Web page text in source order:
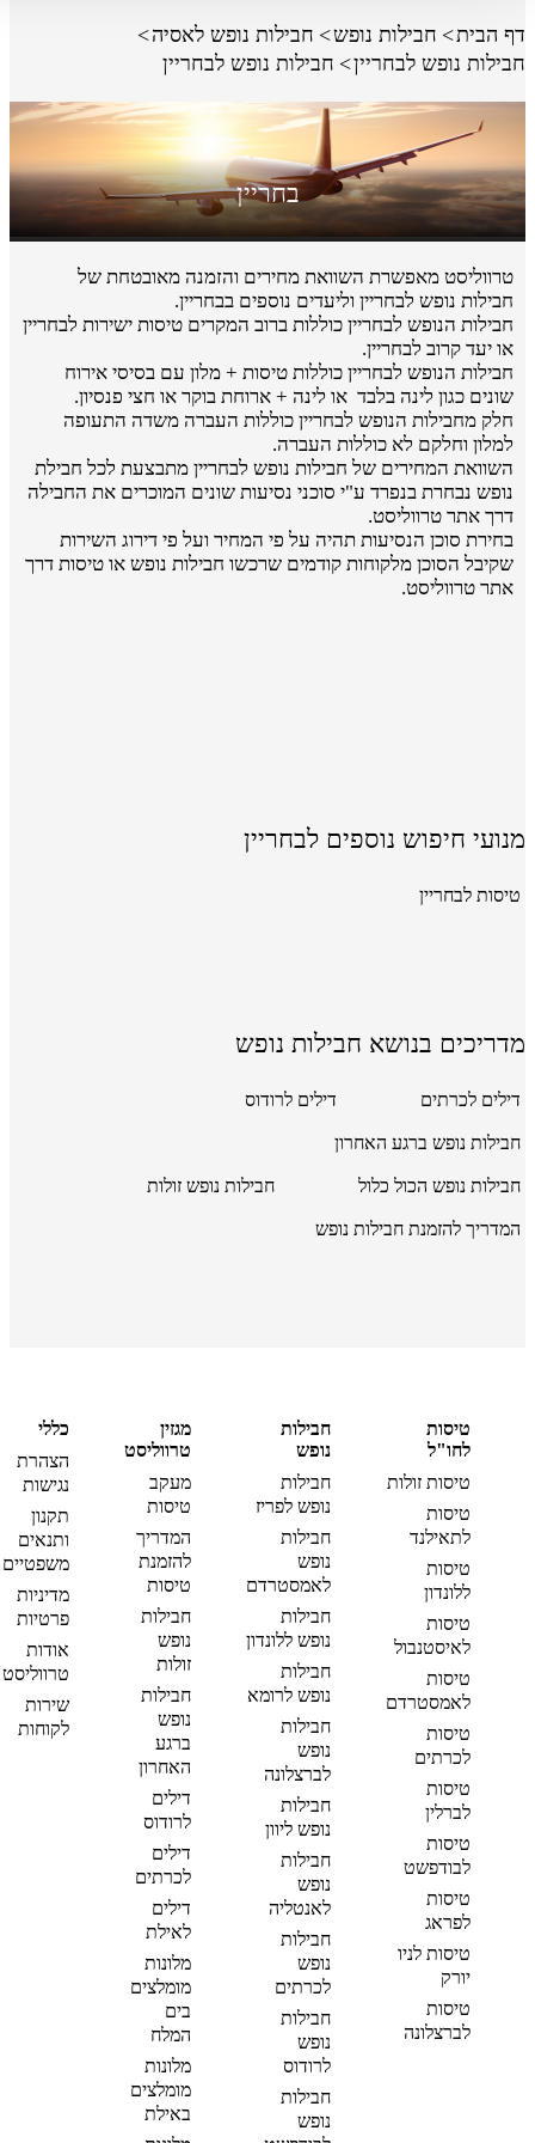
דף הבית חבילות נופש
חבילות נופש לאסיה
חבילות נופש לבחריין
חבילות נופש לבחריין
בחריין
טרווליסט מאפשרת השוואת מחירים והזמנה מאובטחת של
חבילות נופש לבחריין וליעדים נוספים בבחריין.
חבילות הנופש לבחריין כוללות ברוב המקרים טיסות ישירות לבחריין
או יעד קרוב לבחריין.
חבילות הנופש לבחריין כוללות טיסות + מלון עם בסיסי אירוח
שונים כגון לינה בלבד או לינה + ארוחת בוקר או חצי פנסיון.
חלק מחבילות הנופש לבחריין כוללות העברה משדה התעופה
למלון וחלקם לא כוללות העברה.
השוואת המחירים של חבילות נופש לבחריין מתבצעת לכל חבילת
נופש נבחרת בנפרד ע"י סוכני נסיעות שונים המוכרים את החבילה
דרך אתר טרווליסט.
בחירת סוכן הנסיעות תהיה על פי המחיר ועל פי דירוג השירות
שקיבל הסוכן מלקוחות קודמים שרכשו חבילות נופש או טיסות דרך
אתר טרווליסט.
מנועי חיפוש נוספים לבחריין
טיסות לבחריין
מדריכים בנושא חבילות נופש
דילים לכרתים דילים לרודוס
חבילות נופש ברגע האחרון
חבילות נופש הכול כלול חבילות נופש זולות
המדריך להזמנת חבילות נופש
טיסות
לחו"ל
טיסות זולות
טיסות
לתאילנד
טיסות
ללונדון
טיסות
לאיסטנבול
טיסות
לאמסטרדם
טיסות
לכרתים
טיסות
לברלין
טיסות
לבודפשט
טיסות
לפראג
טיסות לניו
יורק
טיסות
לברצלונה
חבילות
נופש
חבילות
נופש לפריז
חבילות
נופש
לאמסטרדם
חבילות
נופש ללונדון
חבילות
נופש לרומא
חבילות
נופש
לברצלונה
חבילות
נופש ליוון
חבילות
נופש
לאנטליה
חבילות
נופש
לכרתים
חבילות
נופש
לרודוס
חבילות
נופש
מגזין
טרווליסט
מעקב
טיסות
המדריך
להזמנת
טיסות
חבילות
נופש
זולות
חבילות
נופש
ברגע
האחרון
דילים
לרודוס
דילים
לכרתים
דילים
לאילת
מלונות
מומלצים
בים
המלח
מלונות
מומלצים
באילת
כללי
הצהרת
נגישות
תקנון
ותנאים
משפטיים
מדיניות
פרטיות
אודות
טרווליסט
שירות
לקוחות